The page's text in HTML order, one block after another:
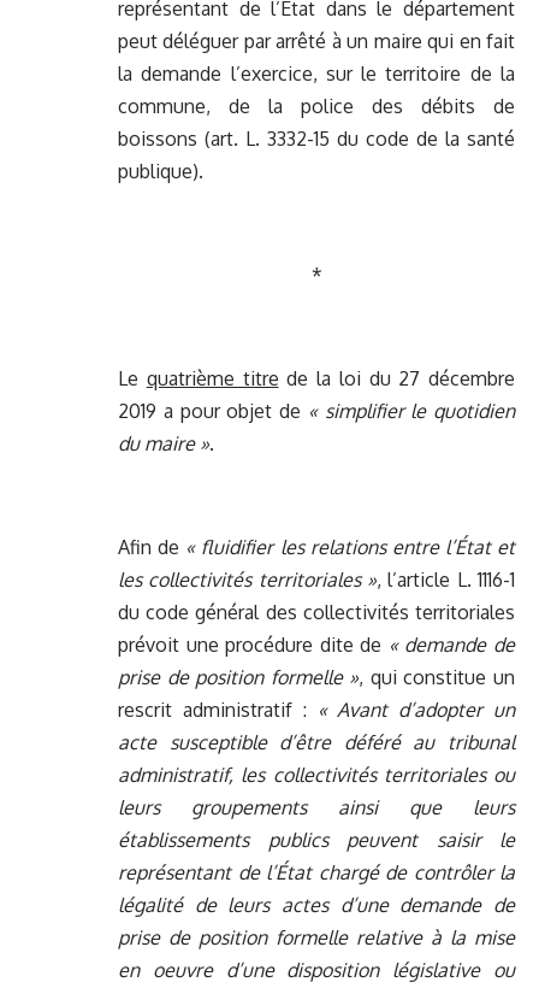
représentant de l’État dans le département
peut déléguer par arrêté à un maire qui en fait
la demande l’exercice, sur le territoire de la
commune, de la police des débits de
boissons (art. L. 3332-15 du code de la santé
publique).
*
Le quatrième titre de la loi du 27 décembre
2019 a pour objet de « simplifier le quotidien
du maire ».
Afin de « fluidifier les relations entre l’État et
les collectivités territoriales », l’article L. 1116-1
du code général des collectivités territoriales
prévoit une procédure dite de « demande de
prise de position formelle », qui constitue un
rescrit administratif : « Avant d’adopter un
acte susceptible d’être déféré au tribunal
administratif, les collectivités territoriales ou
leurs groupements ainsi que leurs
établissements publics peuvent saisir le
représentant de l’État chargé de contrôler la
légalité de leurs actes d’une demande de
prise de position formelle relative à la mise
en oeuvre d’une disposition législative ou